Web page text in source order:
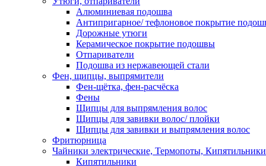
Алюминиевая подошва
Антипригарное/ тефлоновое покрытие
Дорожные утюги
Керамическое покрытие подошвы
Отпариватели
Подошва из нержавеющей стали
Фен, щипцы, выпрямители
Фен-щётка, фен-расчёска
Фены
Щипцы для выпрямления волос
Щипцы для завивки волос/ плойки
Щипцы для завивки и выпрямления волос
Фритюрница
Чайники электрические, Термопоты, Кипятильники
Кипятильники